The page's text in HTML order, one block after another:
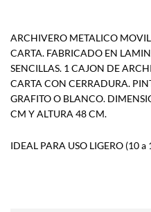
ARCHIVERO METALICO
CARTA. FABRICADO EN
SENCILLAS. 1 CAJON DE
CARTA CON CERRADURA.
GRAFITO O BLANCO.
CM Y ALTURA 48 CM.
IDEAL PARA USO LIGERO (10 a